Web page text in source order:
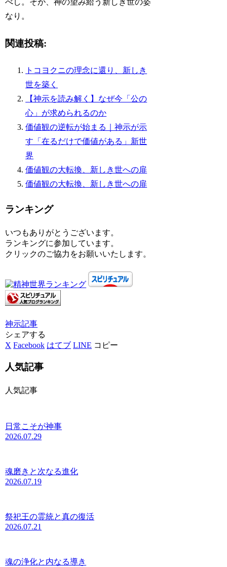
べし。そが、神の望み給う新しき世の姿
なり。
関連投稿:
トコヨクニの理念に還り、新しき
世を築く
【神示を読み解く】なぜ今「公の
心」が求められるのか
価値観の逆転が始まる｜神示が示
す「在るだけで価値がある」新世
界
価値観の大転換、新しき世への扉
価値観の大転換、新しき世への扉
ランキング
いつもありがとうございます。
ランキングに参加しています。
クリックのご協力をお願いいたします。
神示記事
シェアする
X Facebook はてブ LINE コピー
人気記事
人気記事
日常こそが神事
2026.07.29
魂磨きと次なる進化
2026.07.19
祭祀王の霊統と真の復活
2026.07.21
魂の浄化と内なる導き